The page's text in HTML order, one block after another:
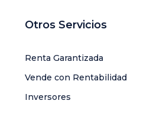
Otros Servicios
Renta Garantizada
Vende con Rentabilidad
Inversores